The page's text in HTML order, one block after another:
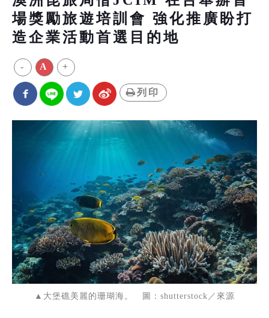
場獎勵旅遊培訓會 強化推廣盼打
造企業活動首選目的地
- A +
列印
▲大堡礁美麗的珊瑚海。 圖：shutterstock／來源